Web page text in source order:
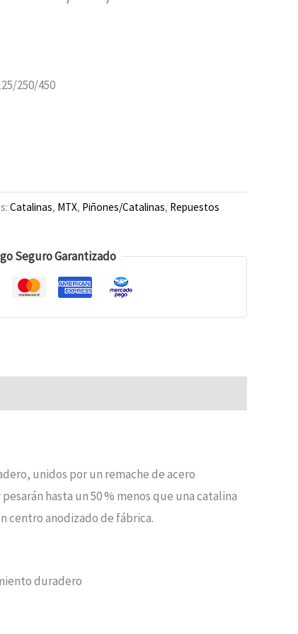
250/450
Catalinas, MTX, Piñones/Catalinas, Repuestos
Seguro Garantizado
unidos por un remache de acero
hasta un 50 % menos que una catalina
centro anodizado de fábrica.
duradero